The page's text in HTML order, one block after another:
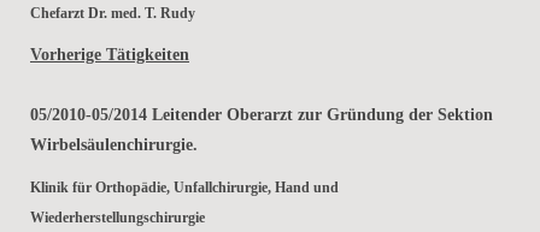
Chefarzt Dr. med. T. Rudy
Vorherige Tätigkeiten
05/2010-05/2014 Leitender Oberarzt zur Gründung der Sektion
Wirbelsäulenchirurgie.
Klinik für Orthopädie, Unfallchirurgie, Hand und
Wiederherstellungschirurgie